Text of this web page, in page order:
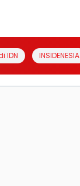
IDN INSIDENESIA